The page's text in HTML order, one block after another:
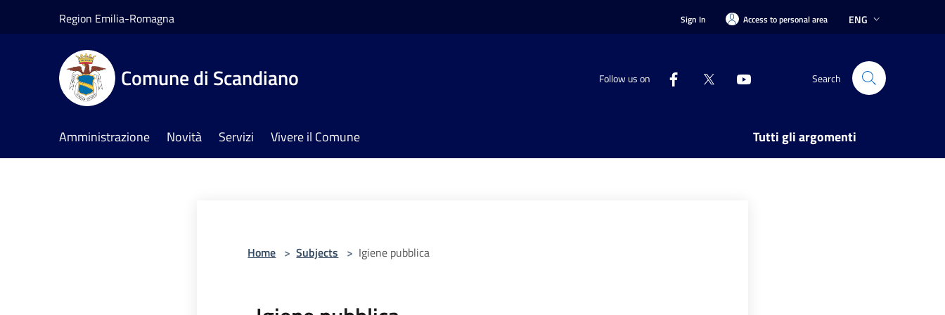
Region Emilia-Romagna Sign In Access to personal area ENG
Comune di Scandiano Follow us on Search
Amministrazione Novità Servizi Vivere il Comune Tutti gli argomenti
Home > Subjects > Igiene pubblica